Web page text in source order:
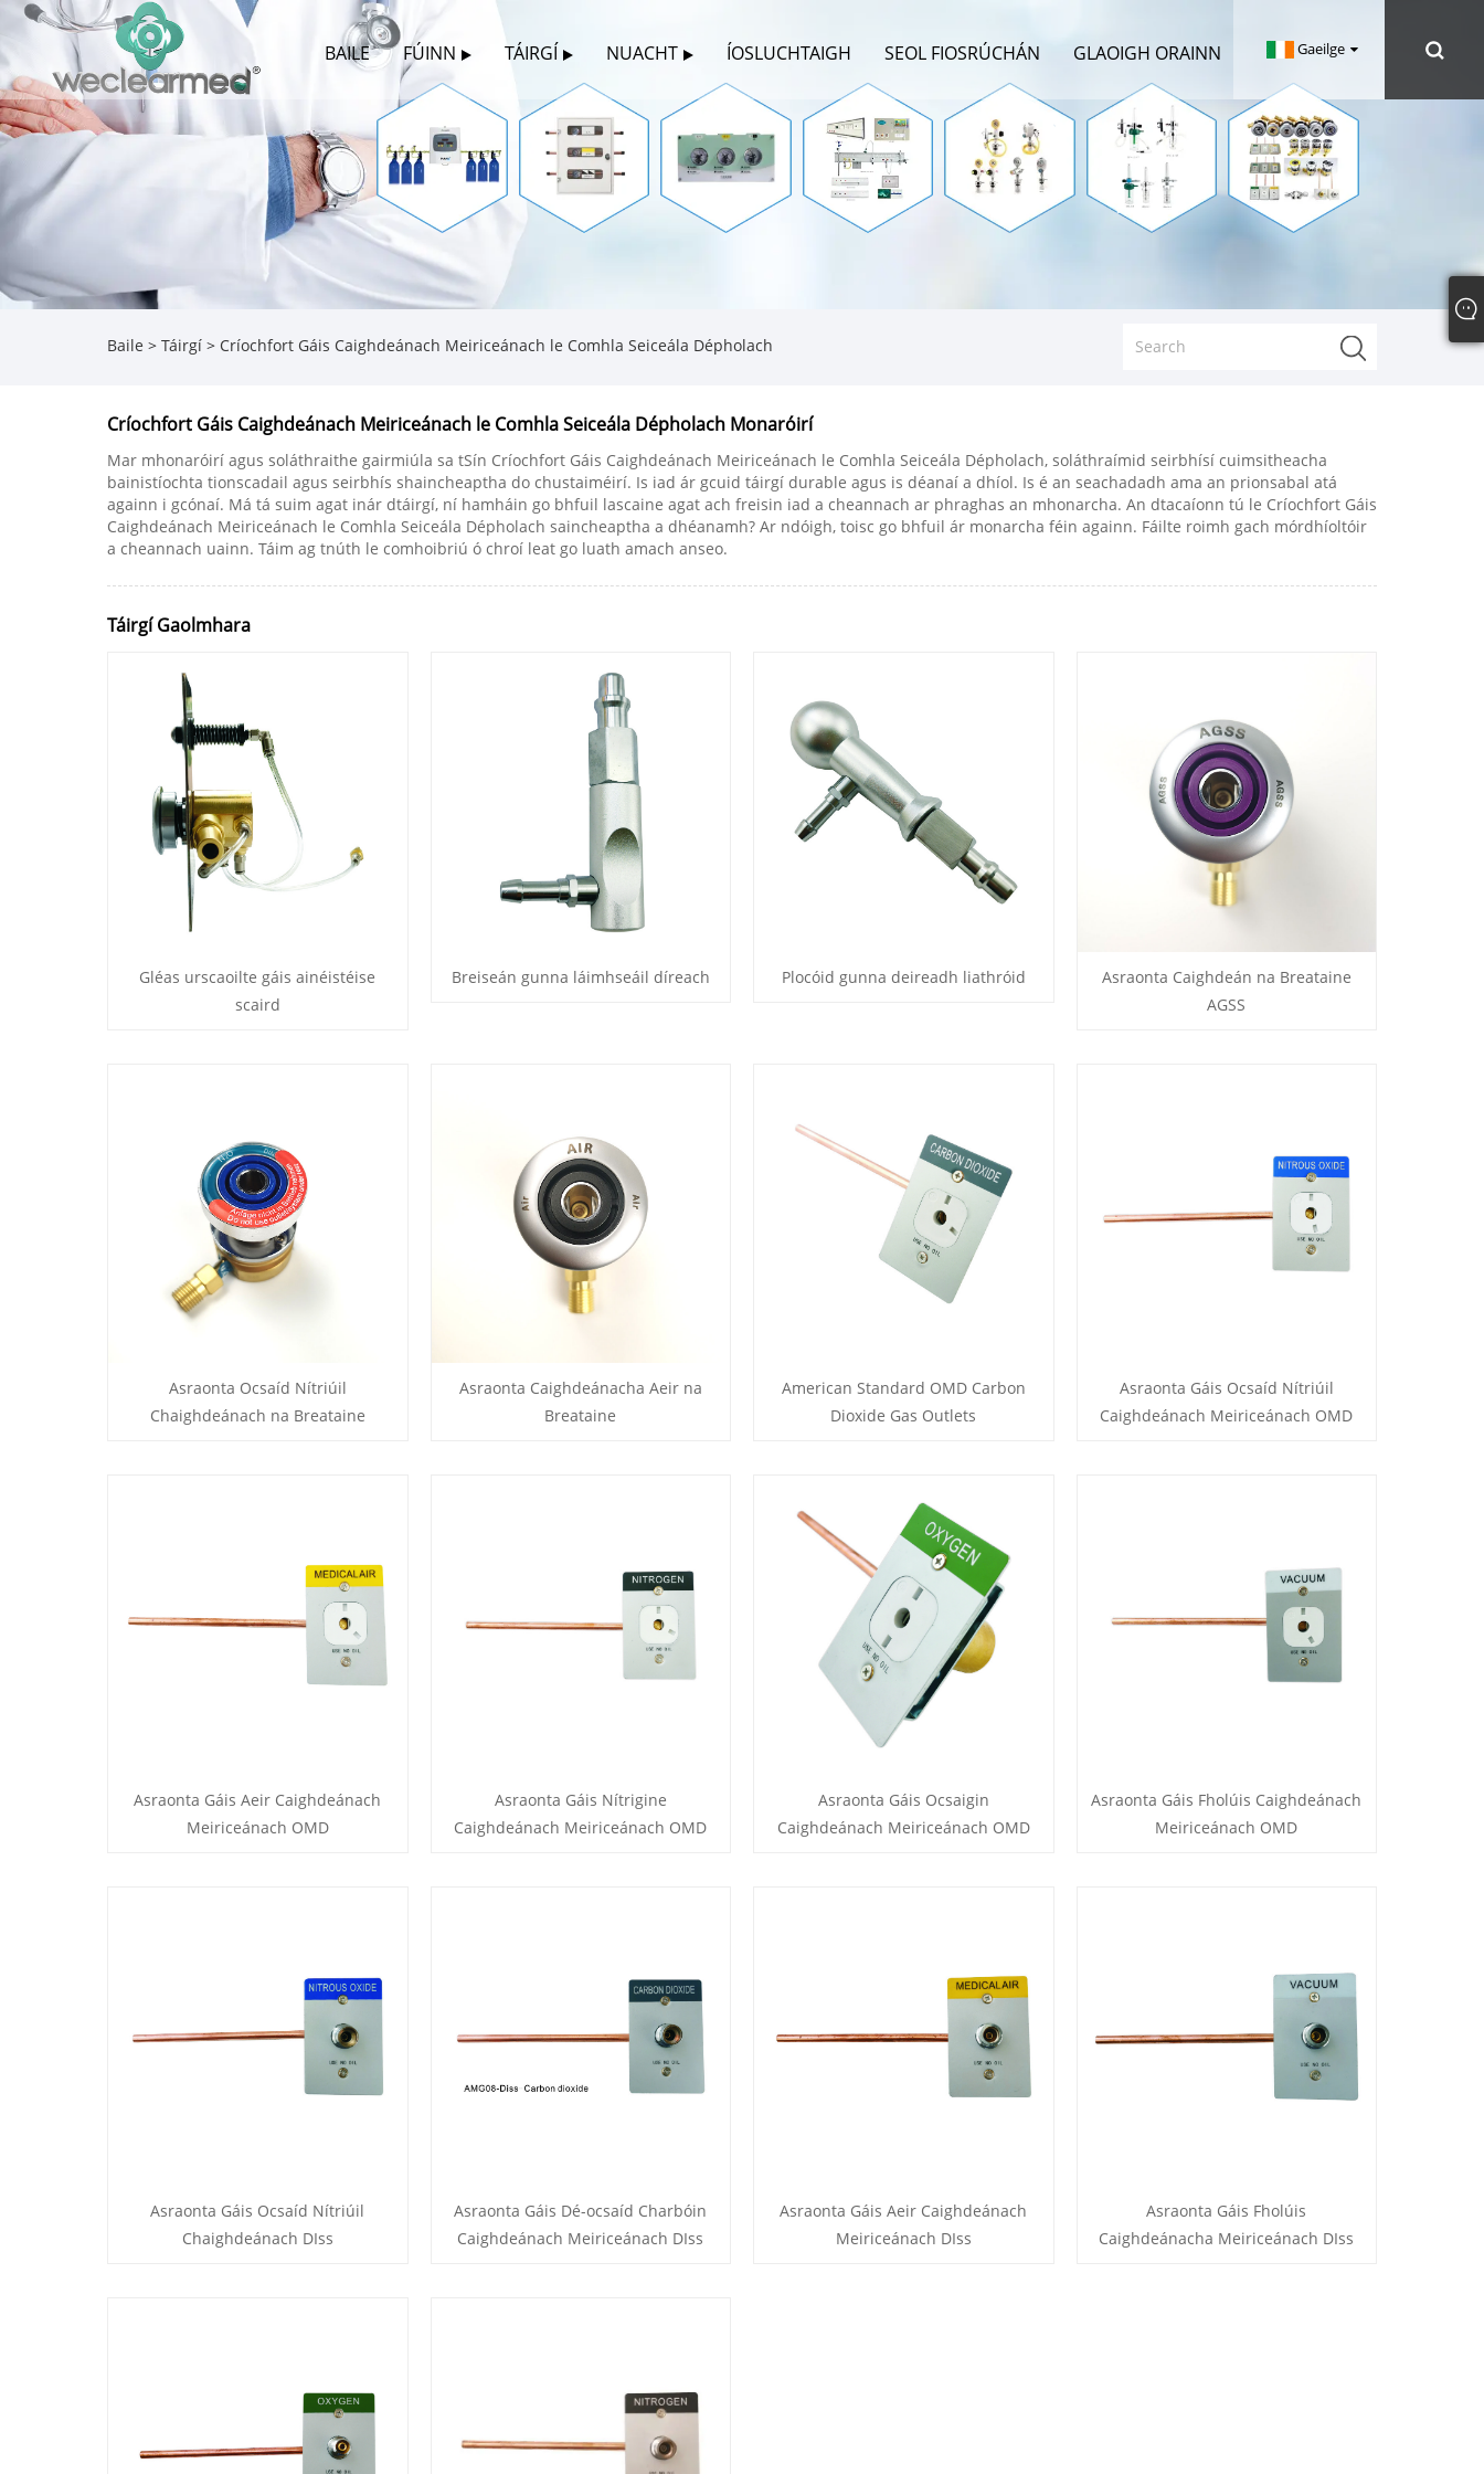
BAILE FÚINN TÁIRGÍ NUACHT ÍOSLUCHTAIGH SEOL FIOSRÚCHÁN GLAOIGH ORAINN Gaeilge
Baile > Táirgí > Críochfort Gáis Caighdeánach Meiriceánach le Comhla Seiceála Dépholach
Críochfort Gáis Caighdeánach Meiriceánach le Comhla Seiceála Dépholach Monaróirí
Mar mhonaróirí agus soláthraithe gairmiúla sa tSín Críochfort Gáis Caighdeánach Meiriceánach le Comhla Seiceála Dépholach, soláthraímid seirbhísí cuimsitheacha
bainistíochta tionscadail agus seirbhís shaincheaptha do chustaiméirí. Is iad ár gcuid táirgí durable agus is déanaí a dhíol. Is é an seachadadh ama an prionsabal atá
againn i gcónaí. Má tá suim agat inár dtáirgí, ní hamháin go bhfuil lascaine agat ach freisin iad a cheannach ar phraghas an mhonarcha. An dtacaíonn tú le Críochfort Gáis
Caighdeánach Meiriceánach le Comhla Seiceála Dépholach saincheaptha a dhéanamh? Ar ndóigh, toisc go bhfuil ár monarcha féin againn. Fáilte roimh gach mórdhíoltóir
a cheannach uainn. Táim ag tnúth le comhoibriú ó chroí leat go luath amach anseo.
Táirgí Gaolmhara
Gléas urscaoilte gáis ainéistéise
scaird
Breiseán gunna láimhseáil díreach Plocóid gunna deireadh liathróid
Asraonta Caighdeán na Breataine
AGSS
Asraonta Ocsaíd Nítriúil
Chaighdeánach na Breataine
Asraonta Caighdeánacha Aeir na
Breataine
American Standard OMD Carbon
Dioxide Gas Outlets
Asraonta Gáis Ocsaíd Nítriúil
Caighdeánach Meiriceánach OMD
Asraonta Gáis Aeir Caighdeánach
Meiriceánach OMD
Asraonta Gáis Nítrigine
Caighdeánach Meiriceánach OMD
Asraonta Gáis Ocsaigin
Caighdeánach Meiriceánach OMD
Asraonta Gáis Fholúis Caighdeánach
Meiriceánach OMD
Asraonta Gáis Ocsaíd Nítriúil
Chaighdeánach DIss
Asraonta Gáis Dé-ocsaíd Charbóin
Caighdeánach Meiriceánach DIss
Asraonta Gáis Aeir Caighdeánach
Meiriceánach DIss
Asraonta Gáis Fholúis
Caighdeánacha Meiriceánach DIss